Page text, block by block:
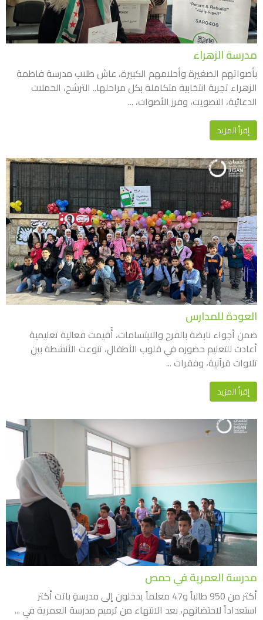
مدرسة الزهراء
بأصواتهم الصغيرة وأحلامهم الكبيرة، عاش طلاب مدرسة فاطمة
الزهراء تجربة انتخابية متكاملة بكل مراحلها.. الترشح، الحملات
الدعائية، التصويت، وفرز الأصوات، ...
إقرأ المزيد
العودة للمدارس
ضمن أجواء نابضة بالفرح والابتسامات، أُقيمت فعالية تعليمية
أعادت للتعليم حضوره في قلوب الأطفال، تنوعت الأنشطة بين
تلاوات قرآنية، وفقرات ...
إقرأ المزيد
مدرسة العمرية في حمص
أكثر من 950 طالباً و47 معلماً يدخلون إلى مدرسةٍ باتت أكثر
استعداداً لاحتضانهم، بعد الانتهاء من ترميم مدرسة العمرية في ...